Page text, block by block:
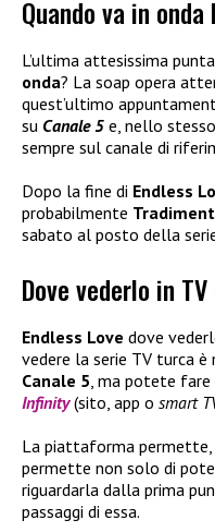
Quando va in onda
L’ultima attesissima
onda? La soap opera
quest’ultimo
su Canale 5 e, nello
sempre sul canale di
Dopo la fine di Endless
probabilmente
sabato al posto della
Dove vederlo in
Endless Love dove
vedere la serie TV turca
Canale 5, ma potete
Infinity(sito, app o smart
La piattaforma permette,
permette non solo di
riguardarla dalla prima
passaggi di essa.